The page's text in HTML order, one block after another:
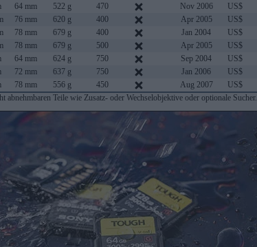
64 mm 522 g 470 Nov 2006 US$
76 mm 620 g 400 Apr 2005 US$
78 mm 679 g 400 Jan 2004 US$
78 mm 679 g 500 Apr 2005 US$
64 mm 624 g 750 Sep 2004 US$
72 mm 637 g 750 Jan 2006 US$
78 mm 556 g 450 Aug 2007 US$
abnehmbaren Teile wie Zusatz- oder Wechselobjektive oder optionale Sucher.